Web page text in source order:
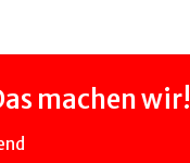
machen wir!